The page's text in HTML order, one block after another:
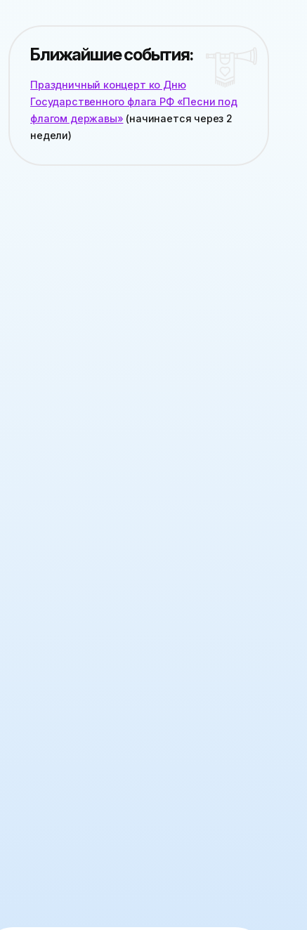
Ближайшие события:
Праздничный концерт ко Дню
Государственного флага РФ «Песни под
флагом державы» (начинается через 2
недели)